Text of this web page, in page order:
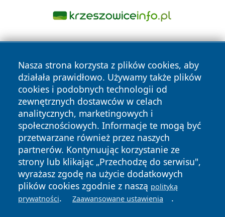
Nasza strona korzysta z plików cookies, aby
działała prawidłowo. Używamy także plików
cookies i podobnych technologii od
zewnętrznych dostawców w celach
analitycznych, marketingowych i
społecznościowych. Informacje te mogą być
przetwarzane również przez naszych
partnerów. Kontynuując korzystanie ze
strony lub klikając „Przechodzę do serwisu",
wyrażasz zgodę na użycie dodatkowych
plików cookies zgodnie z naszą polityką
prywatności. Zaawansowane ustawienia .
Copyright © 2026 piekaryonline.pl Wszystkie prawa
zastrzeżone.
News Autorzy
Polityka
Prywatności
Polityka
Cookies